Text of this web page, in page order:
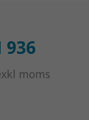
936
moms